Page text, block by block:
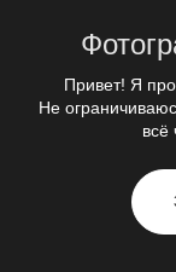
Привет! Я
Не
всё